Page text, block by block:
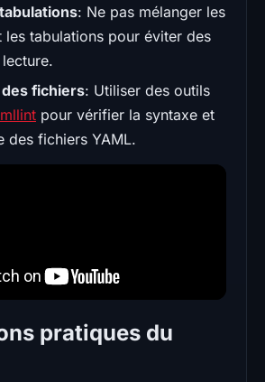
: Ne pas mélanger les
les tabulations pour éviter des
fichiers: Utiliser des outils
pour vérifier la syntaxe et
des fichiers YAML.
pratiques du